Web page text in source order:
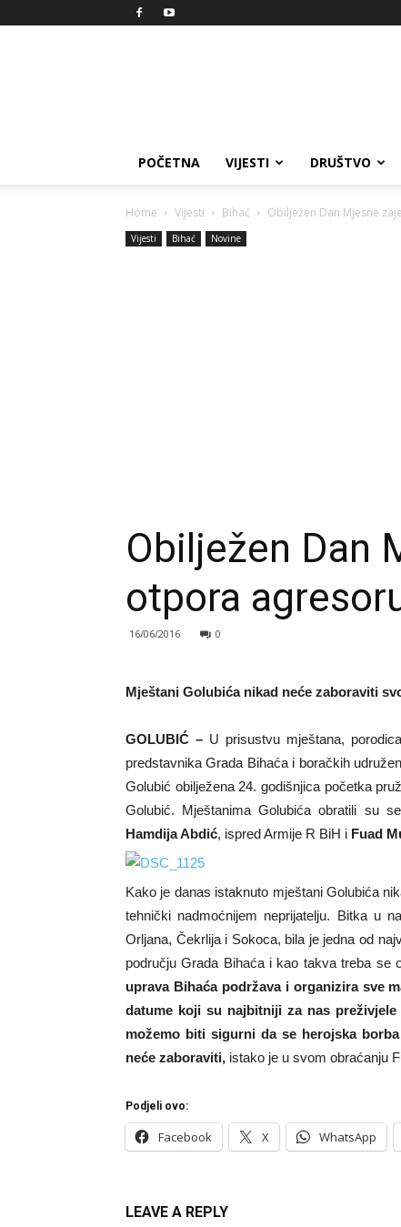
POČETNA VIJESTI DRUŠTVO
Home Vijesti Bihać Obilježen Dan Mjesne
Vijesti Bihać Novine
Obilježen Dan
otpora
16/06/2016 0
Mještani Golubića nikad neće zaboraviti
GOLUBIĆ – U prisustvu mještana,
predstavnika Grada Bihaća i boračkih
Golubić obilježena 24. godišnjica početka
Golubić. Mještanima Golubića obratili su se
Hamdija Abdić, ispred Armije R BiH i Fuad
Kako je danas istaknuto mještani Golubića
tehnički nadmoćnijem neprijatelju. Bitka u
Orljana, Čekrlija i Sokoca, bila je jedna od
području Grada Bihaća i kao takva treba se
uprava Bihaća podržava i organizira sve
datume koji su najbitniji za nas
možemo biti sigurni da se herojska
neće zaboraviti, istako je u svom obraćanju
Podjeli ovo:
Facebook X WhatsApp
LEAVE A REPLY